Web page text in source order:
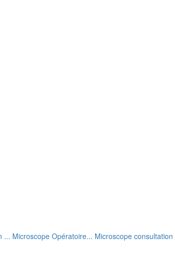
Microscope Opératoire... Microscope consultation